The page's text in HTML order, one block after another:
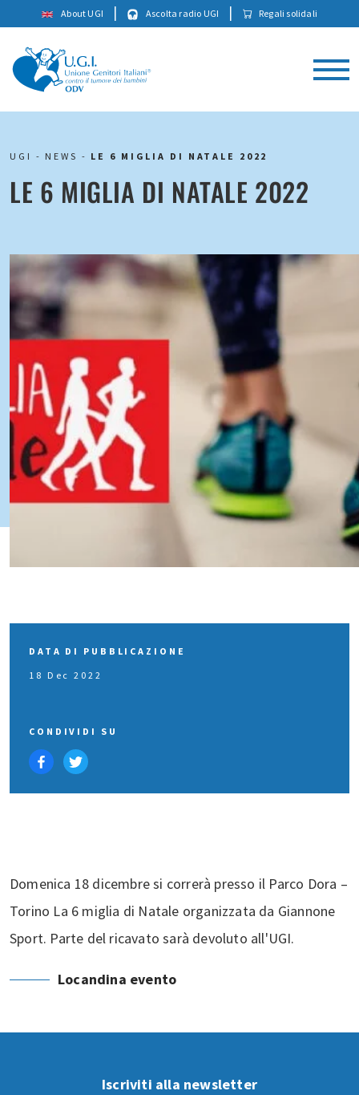
About UGI | Ascolta radio UGI | Regali solidali
UGI - NEWS - LE 6 MIGLIA DI NATALE 2022
LE 6 MIGLIA DI NATALE 2022
DATA DI PUBBLICAZIONE
18 Dec 2022
CONDIVIDI SU
Domenica 18 dicembre si correrà presso il Parco Dora –
Torino La 6 miglia di Natale organizzata da Giannone
Sport. Parte del ricavato sarà devoluto all'UGI.
Locandina evento
Iscriviti alla newsletter